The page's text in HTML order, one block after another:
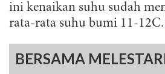
ini kenaikan suhu sudah
rata-rata suhu bumi 11-12C.
BERSAMA